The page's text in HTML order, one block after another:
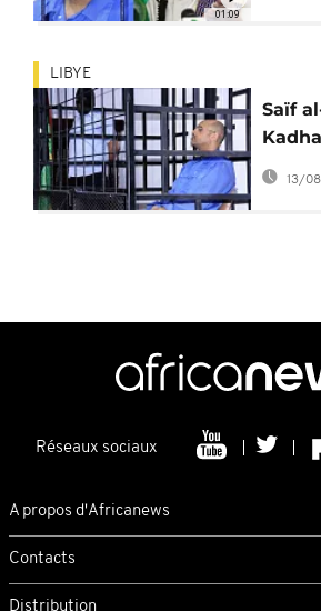
01:09
LIBYE
Saïf
13/
Réseaux sociaux
A propos d'Africanews
Contacts
Distribution